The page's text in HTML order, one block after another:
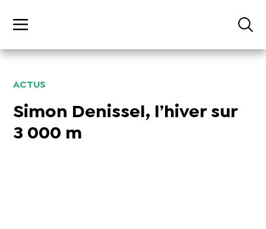
ACTUS
Simon Denissel, l’hiver sur
3 000 m